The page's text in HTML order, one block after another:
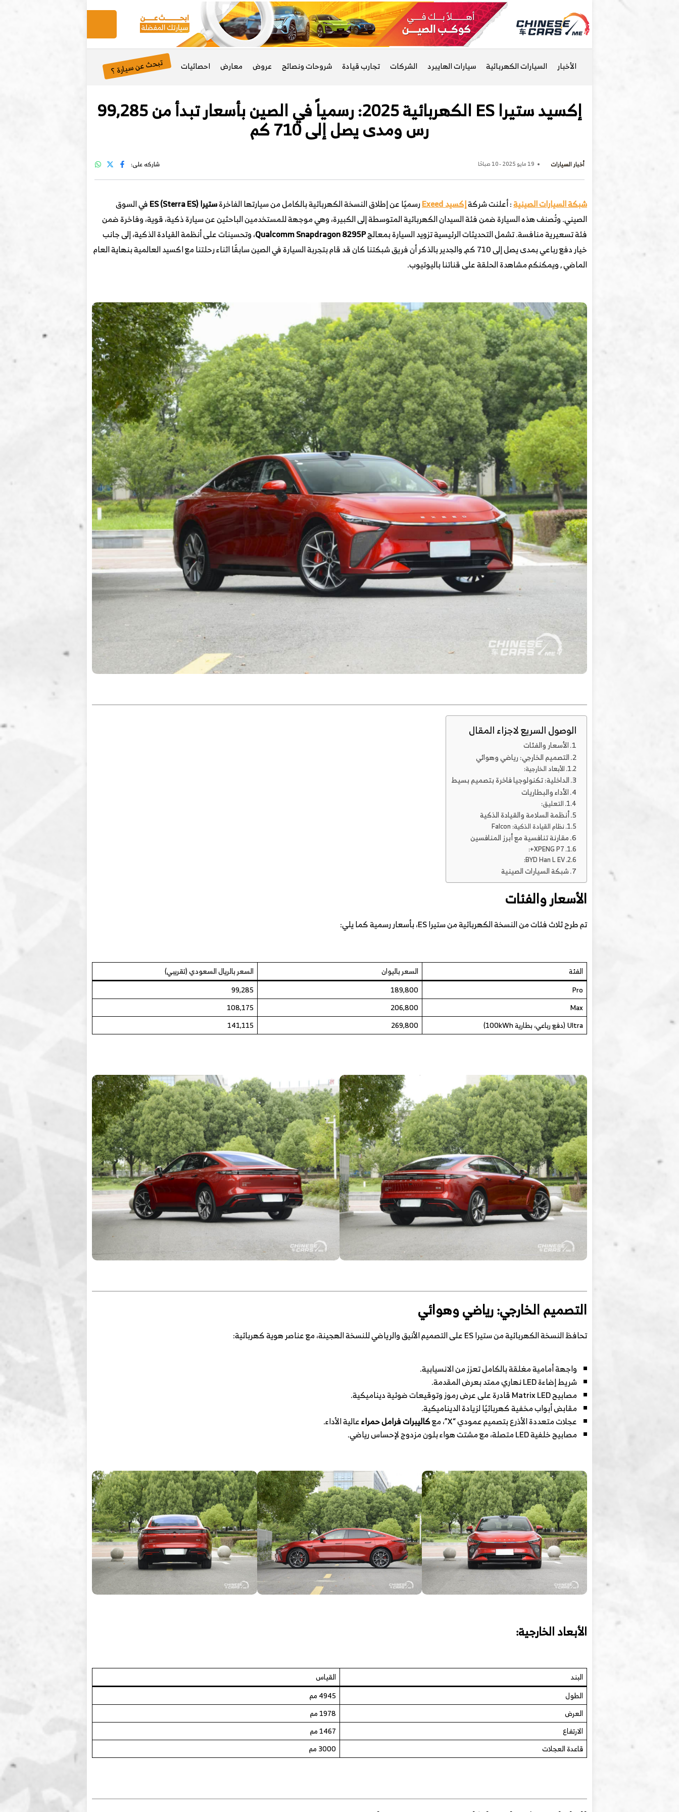
الأخبار السيارات الكهربائية سيارات الهايبرد الشركات تجارب قيادة شروحات ونصائح عروض معارض احصائيات تبحث عن سيارة ؟
إكسيد ستيرا ES الكهربائية 2025: رسمياً في الصين بأسعار تبدأ من 99,285
رس ومدى يصل إلى 710 كم
أخبار السيارات 19 مايو 2025 - 10 صباحًا شاركه على:
شبكة السيارات الصينية: أعلنت شركةإكسيد Exeed رسميًا عن إطلاق النسخة الكهربائية بالكامل من سيارتها الفاخرةستيرا ES (Sterra ES)
في السوق
الصيني. وتُصنف هذه السيارة ضمن فئة السيدان الكهربائية المتوسطة إلى الكبيرة، وهي موجهة للمستخدمين الباحثين عن سيارة ذكية، قوية، وفاخرة ضمن
فئة تسعيرية منافسة. تشمل التحديثات الرئيسية تزويد السيارة بمعالجQualcomm Snapdragon 8295P، وتحسينات على أنظمة القيادة الذكية، إلى جانب
خيار دفع رباعي بمدى يصل إلى 710 كم, والجدير بالذكر أن فريق شبكتنا كان قد قام بتجربة السيارة في الصين سابقًا اثناء رحلتنا مع اكسيد العالمية بنهاية العام
الماضي , ويمكنكم مشاهدة الحلقة على قناتنا باليوتيوب.
الوصول السريع لاجزاء المقال
الأسعار والفئات
التصميم الخارجي: رياضي وهوائي
الأبعاد الخارجية:
الداخلية: تكنولوجيا فاخرة بتصميم بسيط
الأداء والبطاريات
التعليق:
أنظمة السلامة والقيادة الذكية
نظام القيادة الذكية: Falcon
مقارنة تنافسية مع أبرز المنافسين
XPENG P7+:
BYD Han L EV:
شبكة السيارات الصينية
الأسعار والفئات
تم طرح ثلاث فئات من النسخة الكهربائية من ستيرا ES، بأسعار رسمية كما يلي:
الفئة السعر باليوان
السعر بالريال السعودي (تقريبي)
Pro
189,800
99,285
Max
206,800
108,175
Ultra (دفع رباعي، بطارية 100kWh)
269,800
141,115
التصميم الخارجي: رياضي وهوائي
تحافظ النسخة الكهربائية من ستيرا ES على التصميم الأنيق والرياضي للنسخة الهجينة، مع عناصر هوية كهربائية:
واجهة أمامية مغلقة بالكامل تعزز من الانسيابية.
شريط إضاءة LED نهاري ممتد بعرض المقدمة.
مصابيح Matrix LED قادرة على عرض رموز وتوقيعات ضوئية ديناميكية.
مقابض أبواب مخفية كهربائيًا لزيادة الديناميكية.
عجلات متعددة الأذرع بتصميم عمودي “X”، مع
كاليبرات فرامل حمراءعالية الأداء.
مصابيح خلفية LED متصلة، مع مشتت هواء بلون مزدوج لإحساس رياضي.
الأبعاد الخارجية:
البند
القياس
الطول
4945 مم
العرض
1978 مم
الارتفاع
1467 مم
قاعدة العجلات
3000 مم